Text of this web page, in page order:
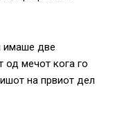
имаше две
од мечот кога го
на првиот дел